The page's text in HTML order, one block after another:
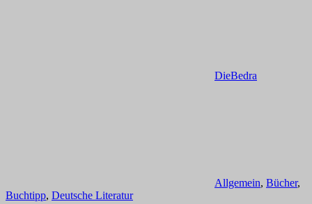
DieBedra
Allgemein, Bücher,
Buchtipp, Deutsche Literatur